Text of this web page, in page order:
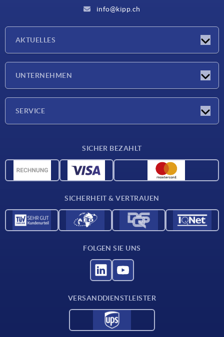
info@kipp.ch
AKTUELLES
UNTERNEHMEN
SERVICE
CAD-Daten
SICHER BEZAHLT
SICHERHEIT & VERTRAUEN
FOLGEN SIE UNS
VERSANDDIENSTLEISTER